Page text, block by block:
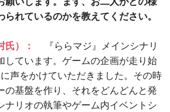
れているのかを教えてください。
）：
『ららマジ』メインシナリ
しています。ゲームの企画が走り始
声をかけていただきました。その時
の基盤を作り、それをどんどんと発
ナリオの執筆やゲーム内イベントシ